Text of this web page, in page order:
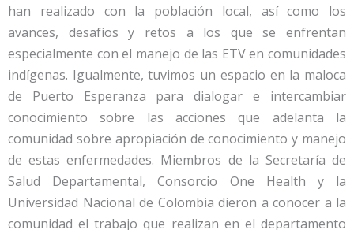
han realizado con la población local, así como los
avances, desafíos y retos a los que se enfrentan
especialmente con el manejo de las ETV en comunidades
indígenas. Igualmente, tuvimos un espacio en la maloca
de Puerto Esperanza para dialogar e intercambiar
conocimiento sobre las acciones que adelanta la
comunidad sobre apropiación de conocimiento y manejo
de estas enfermedades. Miembros de la Secretaría de
Salud Departamental, Consorcio One Health y la
Universidad Nacional de Colombia dieron a conocer a la
comunidad el trabajo que realizan en el departamento